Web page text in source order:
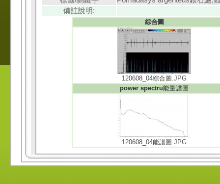
備註說明:
綜合圖
120608_04綜合圖.JPG
power spectru能量譜圖
120608_04能譜圖.JPG